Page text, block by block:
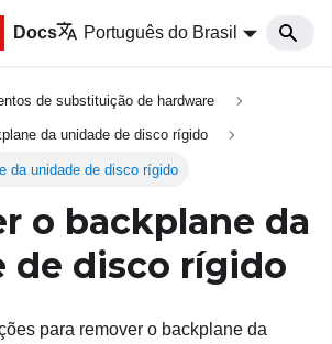
Docs Português do Brasil
de substituição de hardware
da unidade de disco rígido
da unidade de disco rígido
o backplane da
de disco rígido
para remover o backplane da